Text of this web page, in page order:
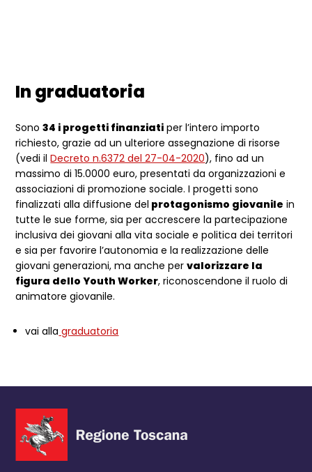
In graduatoria
Sono34 i progetti finanziati per l’intero importo
richiesto, grazie ad un ulteriore assegnazione di risorse
(vedi ilDecreto n.6372 del 27-04-2020), fino ad un
massimo di 15.0000 euro, presentati da organizzazioni e
associazioni di promozione sociale. I progetti sono
finalizzati alla diffusione del protagonismo giovanile in
tutte le sue forme, sia per accrescere la partecipazione
inclusiva dei giovani alla vita sociale e politica dei territori
e sia per favorire l’autonomia e la realizzazione delle
giovani generazioni, ma anche pervalorizzare la
figura dello Youth Worker, riconoscendone il ruolo di
animatore giovanile.
vai alla graduatoria